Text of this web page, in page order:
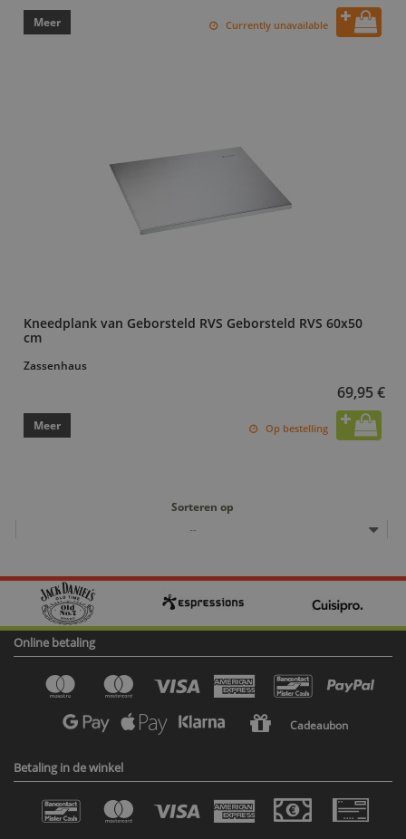
Meer Currently unavailable
Kneedplank van Geborsteld RVS Geborsteld RVS 60x50
cm
Zassenhaus
69,95 €
Meer Op bestelling
Sorteren op
--
Online betaling
Cadeaubon
Betaling in de winkel